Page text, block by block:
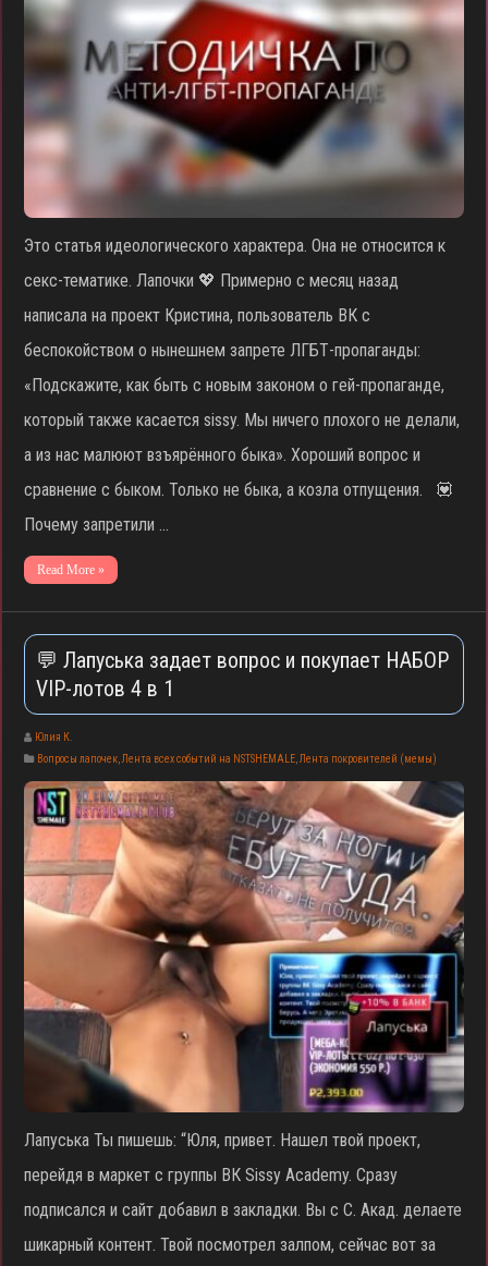
Это статья идеологического характера. Она не относится к
секс-тематике. Лапочки 💖 Примерно с месяц назад
написала на проект Кристина, пользователь ВК с
беспокойством о нынешнем запрете ЛГБТ-пропаганды:
«Подскажите, как быть с новым законом о гей-пропаганде,
который также касается sissy. Мы ничего плохого не делали,
а из нас малюют взъярённого быка». Хороший вопрос и
сравнение с быком. Только не быка, а козла отпущения. 💟
Почему запретили …
Read More »
💬 Лапуська задает вопрос и покупает НАБОР
VIP-лотов 4 в 1
Юлия К.
Вопросы лапочек,Лента всех событий на NSTSHEMALE,Лента покровителей (мемы)
Лапуська Ты пишешь: “Юля, привет. Нашел твой проект,
перейдя в маркет с группы ВК Sissy Academy. Сразу
подписался и сайт добавил в закладки. Вы с С. Акад. делаете
шикарный контент. Твой посмотрел залпом, сейчас вот за